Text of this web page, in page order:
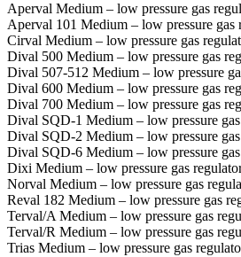
Aperval Medium – low pressure gas
Aperval 101 Medium – low pressure gas
Cirval Medium – low pressure gas
Dival 500 Medium – low pressure gas
Dival 507-512 Medium – low pressure
Dival 600 Medium – low pressure gas
Dival 700 Medium – low pressure gas
Dival SQD-1 Medium – low pressure
Dival SQD-2 Medium – low pressure
Dival SQD-6 Medium – low pressure
Dixi Medium – low pressure gas
Norval Medium – low pressure gas
Reval 182 Medium – low pressure gas
Terval/A Medium – low pressure gas
Terval/R Medium – low pressure gas
Trias Medium – low pressure gas